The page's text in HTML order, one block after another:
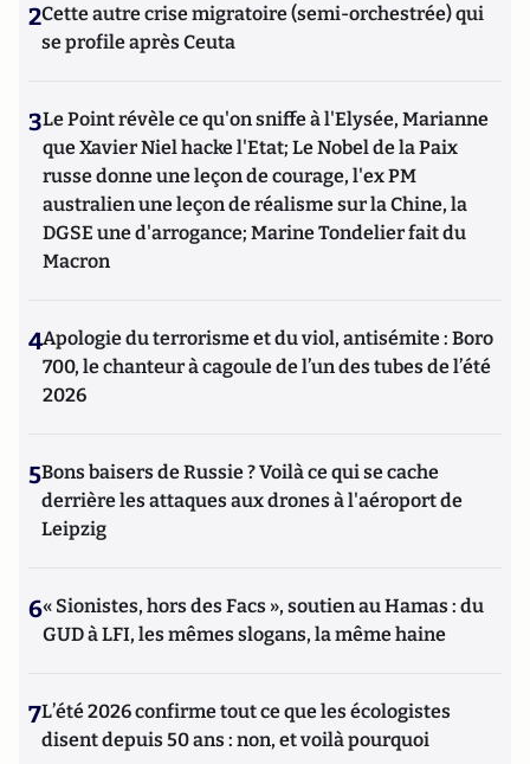
2Cette autre crise migratoire (semi-orchestrée) qui
se profile après Ceuta
3Le Point révèle ce qu'on sniffe à l'Elysée, Marianne
que Xavier Niel hacke l'Etat; Le Nobel de la Paix
russe donne une leçon de courage, l'ex PM
australien une leçon de réalisme sur la Chine, la
DGSE une d'arrogance; Marine Tondelier fait du
Macron
4Apologie du terrorisme et du viol, antisémite : Boro
700, le chanteur à cagoule de l’un des tubes de l’été
2026
5Bons baisers de Russie ? Voilà ce qui se cache
derrière les attaques aux drones à l'aéroport de
Leipzig
6« Sionistes, hors des Facs », soutien au Hamas : du
GUD à LFI, les mêmes slogans, la même haine
7L’été 2026 confirme tout ce que les écologistes
disent depuis 50 ans : non, et voilà pourquoi